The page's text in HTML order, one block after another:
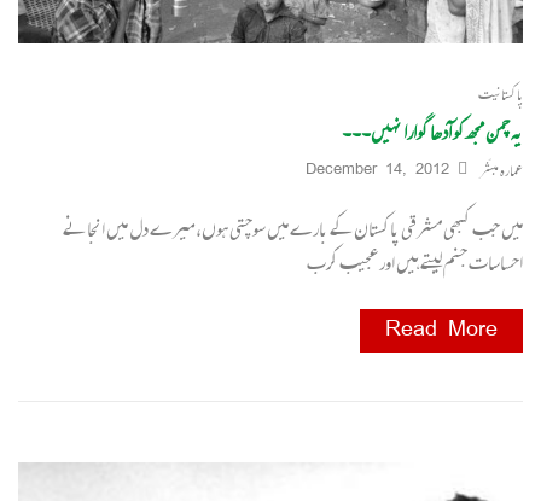
پاکستانیت
یہ چمن مجھ کو آدھا گوارا نہیں۔۔۔
عمارہ مبشّر December 14, 2012
میں جب کبھی مشرقی پاکستان کے بارے میں سوچتی ہوں،میرے دل میں انجانے
احساسات جنم لیتے ہیں اور عجیب کرب
Read More